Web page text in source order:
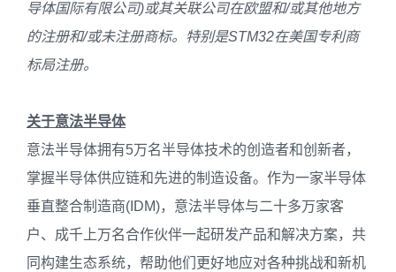
导体国际有限公司)或其关联公司在欧盟和/或其他地方
的注册和/或未注册商标。特别是STM32在美国专利商
标局注册。
关于意法半导体
意法半导体拥有5万名半导体技术的创造者和创新者，
掌握半导体供应链和先进的制造设备。作为一家半导体
垂直整合制造商(IDM)，意法半导体与二十多万家客
户、成千上万名合作伙伴一起研发产品和解决方案，共
同构建生态系统，帮助他们更好地应对各种挑战和新机